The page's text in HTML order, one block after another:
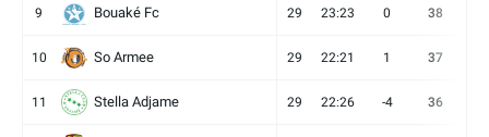
9 Bouaké Fc 29 23:23 0 38
10 So Armee 29 22:21 1 37
11 Stella Adjame 29 22:26 -4 36